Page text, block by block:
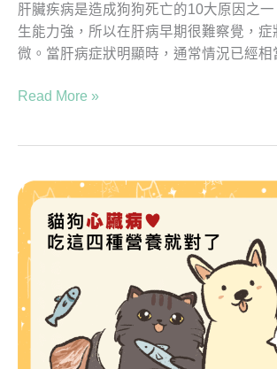
肝臟疾病是造成狗狗死亡的10大原因之
生能力強，所以在肝病早期很難察覺，症
微。當肝病症狀明顯時，通常情況已經相
Read More »
貓
狗
心
臟
病
吃
這